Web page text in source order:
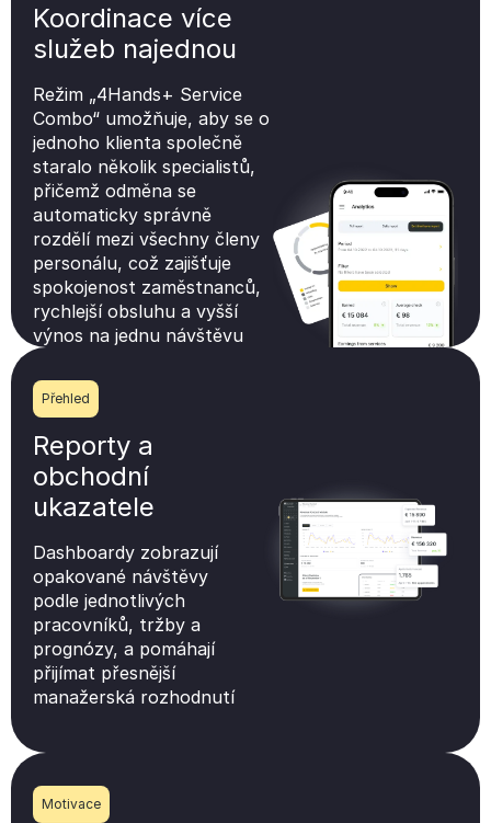
Koordinace více
služeb najednou
Režim „4Hands+ Service
Combo“ umožňuje, aby se o
jednoho klienta společně
staralo několik specialistů,
přičemž odměna se
automaticky správně
rozdělí mezi všechny členy
personálu, což zajišťuje
spokojenost zaměstnanců,
rychlejší obsluhu a vyšší
výnos na jednu návštěvu
Přehled
Reporty a
obchodní
ukazatele
Dashboardy zobrazují
opakované návštěvy
podle jednotlivých
pracovníků, tržby a
prognózy, a pomáhají
přijímat přesnější
manažerská rozhodnutí
Motivace